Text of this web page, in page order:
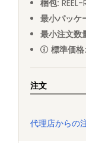
梱包: REEL-
最小パッケ
最小注文数
標準価格:
注文
代理店からの